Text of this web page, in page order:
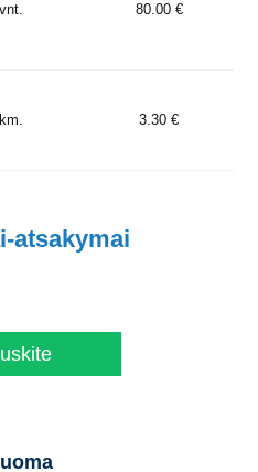
vnt. 80.00 €
km. 3.30 €
atsakymai